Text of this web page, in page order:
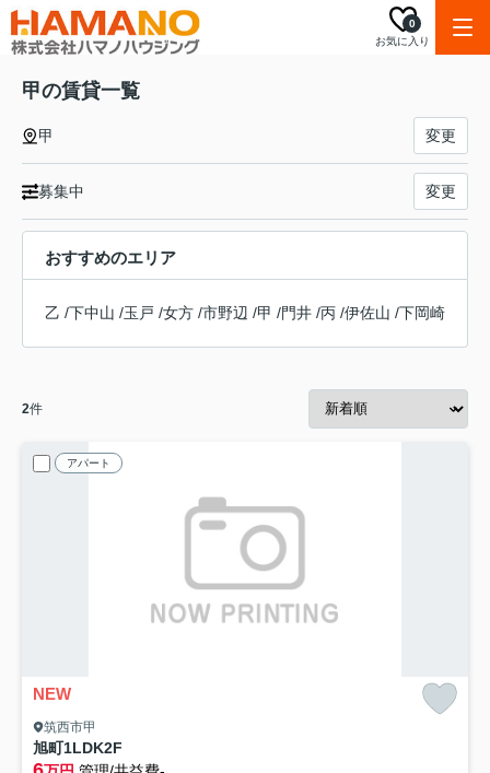
お気に入り
0
甲の賃貸一覧
甲 変更
募集中 変更
おすすめのエリア
乙 /下中山 /玉戸 /女方 /市野辺 /甲 /門井 /丙 /伊佐山 /下岡崎
2件
アパート
NEW
筑西市甲
旭町1LDK2F